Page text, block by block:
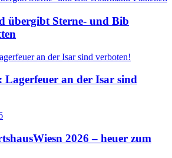
übergibt Sterne- und Bib
Lagerfeuer an der Isar sind
2026 – heuer zum